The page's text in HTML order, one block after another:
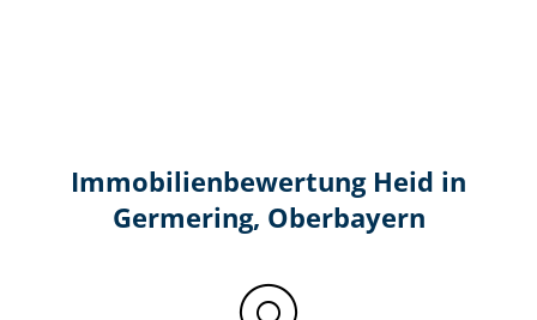
Immobilien­bewertung Heid in
Germering, Oberbayern